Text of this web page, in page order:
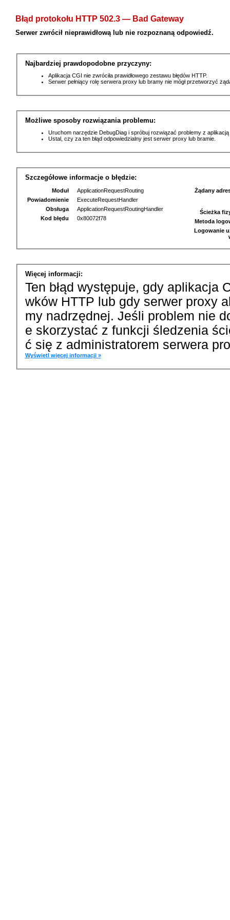
Błąd protokołu HTTP 502.3 — Bad Gateway
Serwer zwrócił nieprawidłową lub nie rozpoznaną odpowiedź.
Najbardziej prawdopodobne przyczyny:
Aplikacja CGI nie zwróciła prawidłowego zestawu błędów HTTP.
Serwer pełniący rolę serwera proxy lub bramy nie mógł przetworzyć
Możliwe sposoby rozwiązania problemu:
Uruchom narzędzie DebugDiag i spróbuj rozwiązać problemy z
Ustal, czy za ten błąd odpowiedzialny jest serwer proxy lub bramie.
Szczegółowe informacje o błędzie:
Moduł
ApplicationRequestRouting
Powiadomienie
ExecuteRequestHandler
Obsługa
ApplicationRequestRoutingHandler
Kod błędu
0x80072f78
Żądany
Ścieżka
Metoda
Logowanie
Więcej informacji:
Ten błąd występuje, gdy aplikacja
wków HTTP lub gdy serwer proxy
my nadrzędnej. Jeśli problem nie
e skorzystać z funkcji śledzenia
ć się z administratorem serwera
Wyświetl więcej informacji »